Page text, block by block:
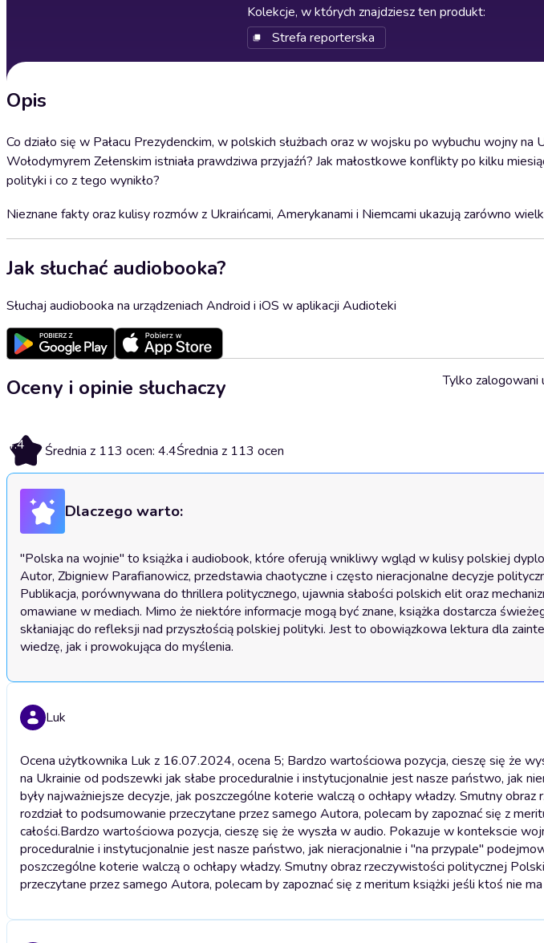
Kolekcje, w których znajdziesz ten produkt:
Strefa reporterska
Opis
Co działo się w Pałacu Prezydenckim, w polskich służbach oraz w wojsku po wybuchu wojny na
Wołodymyrem Zełenskim istniała prawdziwa przyjaźń? Jak małostkowe konflikty po kilku
polityki i co z tego wynikło?
Nieznane fakty oraz kulisy rozmów z Ukraińcami, Amerykanami i Niemcami ukazują zarówno
Jak słuchać audiobooka?
Słuchaj audiobooka na urządzeniach Android i iOS w aplikacji Audioteki
Oceny i opinie słuchaczy
4.4 Średnia z 113 ocen: 4.4Średnia z 113 ocen
Tylko zalogowani
Dlaczego warto:
"Polska na wojnie" to książka i audiobook, które oferują wnikliwy wgląd w kulisy polskiej
Autor, Zbigniew Parafianowicz, przedstawia chaotyczne i często nieracjonalne decyzje
Publikacja, porównywana do thrillera politycznego, ujawnia słabości polskich elit oraz
omawiane w mediach. Mimo że niektóre informacje mogą być znane, książka dostarcza
skłaniając do refleksji nad przyszłością polskiej polityki. Jest to obowiązkowa lektura dla
Luk
Ocena użytkownika Luk z 16.07.2024, ocena 5; Bardzo wartościowa pozycja, cieszę się że
na Ukrainie od podszewki jak słabe proceduralnie i instytucjonalnie jest nasze państwo, jak
były najważniejsze decyzje, jak poszczególne koterie walczą o ochłapy władzy. Smutny
rozdział to podsumowanie przeczytane przez samego Autora, polecam by zapoznać się z
całości.Bardzo wartościowa pozycja, cieszę się że wyszła w audio. Pokazuje w kontekscie
proceduralnie i instytucjonalnie jest nasze państwo, jak nieracjonalnie i "na przypale"
poszczególne koterie walczą o ochłapy władzy. Smutny obraz rzeczywistości politycznej
przeczytane przez samego Autora, polecam by zapoznać się z meritum książki jeśli ktoś nie ma